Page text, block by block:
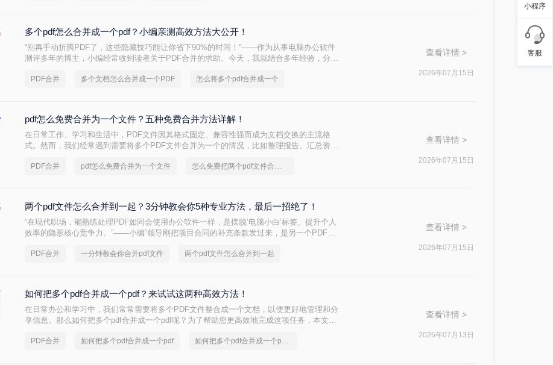
多个pdf怎么合并成一个pdf？小编亲测高效方法大公开！
“别再手动折腾PDF了，这些隐藏技巧能让你省下90%的时间！”——作为从事电脑办公软件
测评多年的博主，小编经常收到读者关于PDF合并的求助。今天，我就结合多年经验，分享
多个pdf怎么合并成一个pdf呢？本文基于真实测试和数据，确保专业可信，助你快速掌握实
PDF合并 多个文档怎么合并成一个PDF 怎么将多个pdf合并成一个
查看详情 >
2026年07月15日
pdf怎么免费合并为一个文件？五种免费合并方法详解！
在日常工作、学习和生活中，PDF文件因其格式固定、兼容性强而成为文档交换的主流格
式。然而，我们经常遇到需要将多个PDF文件合并为一个的情况，比如整理报告、汇总资料
成任务。那么pdf怎么免费合并为一个文件呢？本文将系统介绍五种免费合并PDF文件的方
PDF合并 pdf怎么免费合并为一个文件 怎么免费把两个pdf文件合并为一个
查看详情 >
2026年07月15日
两个pdf文件怎么合并到一起？3分钟教会你5种专业方法，最后一招绝了！
“在现代职场，能熟练处理PDF如同会使用办公软件一样，是摆脱‘电脑小白’标签、提升个人
效率的隐形核心竞争力。”——小编“领导刚把项目合同的补充条款发过来，是另一个PDF，
PDF合并 一分钟教会你合并pdf文件 两个pdf文件怎么合并到一起
查看详情 >
2026年07月15日
如何把多个pdf合并成一个pdf？来试试这两种高效方法！
在日常办公和学习中，我们常常需要将多个PDF文件整合成一个文档，以便更好地管理和分
享信息。那么如何把多个pdf合并成一个pdf呢？为了帮助您更高效地完成这项任务，本文将
PDF合并 如何把多个pdf合并成一个pdf 如何把多个pdf合并成一个pdf文件
查看详情 >
2026年07月13日
小程序
客服